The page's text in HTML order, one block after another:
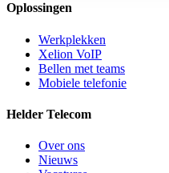
Oplossingen
Werkplekken
Xelion VoIP
Bellen met teams
Mobiele telefonie
Helder Telecom
Over ons
Nieuws